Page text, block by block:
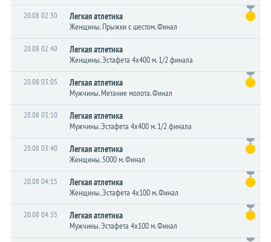
20.08 02:30 Легкая атлетика
Женщины. Прыжки с шестом. Финал
20.08 02:40 Легкая атлетика
Женщины. Эстафета 4x400 м. 1/2 финала
20.08 03:05 Легкая атлетика
Мужчины. Метание молота. Финал
20.08 03:10 Легкая атлетика
Мужчины. Эстафета 4x400 м. 1/2 финала
20.08 03:40 Легкая атлетика
Женщины. 5000 м. Финал
20.08 04:15 Легкая атлетика
Женщины. Эстафета 4x100 м. Финал
20.08 04:35 Легкая атлетика
Мужчины. Эстафета 4x100 м. Финал